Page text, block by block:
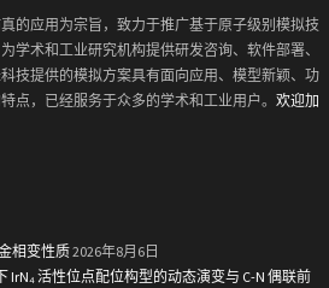
的应用为宗旨，致力于推广基于原子级别模拟技
学术和工业研究机构提供研发咨询、软件部署、
技提供的模拟方案具有面向应用、模型新颖、功
点，已经服务于众多的学术和工业用户。 欢迎加
相变性质2026年8月6日
IrN₄ 活性位点配位构型的动态演变与 C-N 偶联前